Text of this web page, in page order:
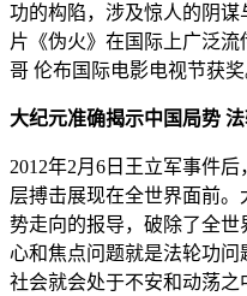
功的构陷，涉及惊人的阴谋
片《伪火》在国际上广泛流
哥 伦布国际电影电视节获奖
大纪元准确揭示中国局势
2012年2月6日王立军事件
层搏击展现在全世界面前
势走向的报导，破除了全
心和焦点问题就是法轮功问
社会就会处于不安和动荡之